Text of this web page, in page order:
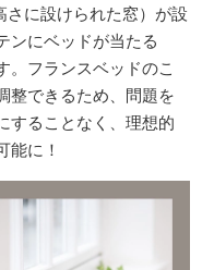
に設けられた窓）が設
ンにベッドが当たる
。フランスベッドのこ
整できるため、問題を
することなく、理想的
能に！